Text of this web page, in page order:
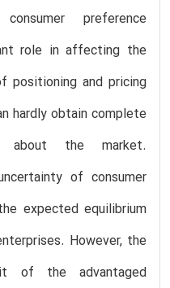
preference
role in affecting the
positioning and pricing
hardly obtain complete
about the market.
of consumer
expected equilibrium
However, the
of the advantaged